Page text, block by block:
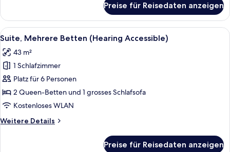
Mehrere
Betten
(Mobility
Tub)
Preise für Reisedaten anzeigen
Alle
Fotos
für
Suite,
Mehrere
Betten
(Hearing
anzeigen
Ein Hotelzimmer mit zwei Betten,
5
Suite, Mehrere Betten (Hearing Accessible)
43 m²
1 Schlafzimmer
Platz für 6 Personen
2 Queen-Betten und 1 grosses Schlafsofa
Kostenloses WLAN
Weitere Details
Weitere
Preise für Reisedaten anzeigen